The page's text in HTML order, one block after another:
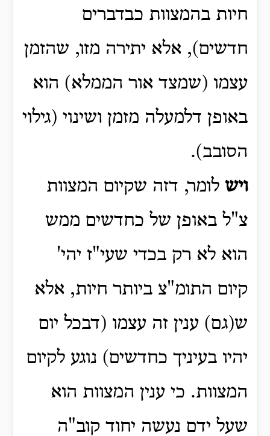
חיות בהמצוות כבדברים
חדשים), אלא יתירה מזו, שהזמן
עצמו (שמצד אור הממלא) הוא
באופן דלמעלה מזמן ושינוי (גילוי
הסובב).
ויש לומר, דזה שקיום המצוות
צ"ל באופן של כחדשים ממש
הוא לא רק בכדי שעי"ז יהי'
קיום התומ"צ ביותר חיות, אלא
ש(גם) ענין זה עצמו (דבכל יום
יהיו בעיניך כחדשים) נוגע לקיום
המצוות. כי ענין המצוות הוא
שעל ידם נעשה יחוד קוב"ה